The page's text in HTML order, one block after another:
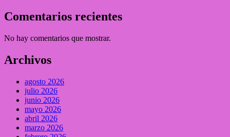
Comentarios recientes
No hay comentarios que mostrar.
Archivos
agosto 2026
julio 2026
junio 2026
mayo 2026
abril 2026
marzo 2026